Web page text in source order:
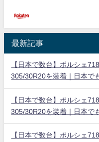
最新記事
【日本で数台】ポルシェ
305/30R20を装着｜日本で
【日本で数台】ポルシェ
305/30R20を装着｜日本で
【日本で数台】ポルシェ